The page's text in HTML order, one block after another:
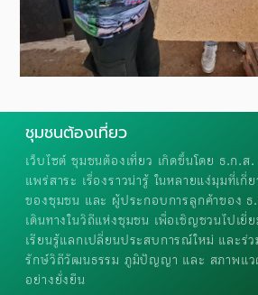
ชุมชนต้องเที่ยว
เว็บไซต์ ชุมชนต้องเที่ยว เกิดขึ้นโดย ธ.ก.ส.
แพร่สาระ เรื่องราวน่ารู้ ในหลายแง่มุมที่เกี่
ของชุมชน และ ผู้ประกอบการลูกค้าของ ธ
เดินทางในวิถีแห่งชุมชน เพื่อเชิญชวนไปเยี่
เรียนรู้แลกเปลี่ยนประสบการณ์ใหม่ และร่
รักษ์วิถีวัฒนธรรม ภูมิปัญญา และ สภาพแว
อย่างยั่งยืน